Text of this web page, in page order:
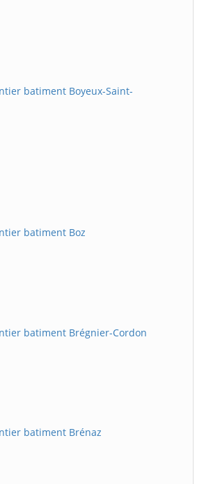
batiment Boyeux-Saint-
batiment Boz
batiment Brégnier-Cordon
batiment Brénaz